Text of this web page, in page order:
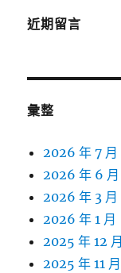
近期留言
彙整
2026 年 7 月
2026 年 6 月
2026 年 3 月
2026 年 1 月
2025 年 12 月
2025 年 11 月